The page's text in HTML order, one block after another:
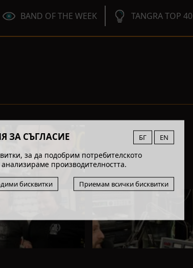
ЗА СЪГЛАСИЕ БГ EN
за да подобрим потребителското
производителността.
бисквитки Приемам всички бисквитки
BAND OF THE WEEK TANGRA TOP 40